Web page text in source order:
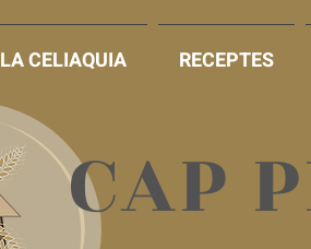
LA CELIAQUIA RECEPTES
​CAP